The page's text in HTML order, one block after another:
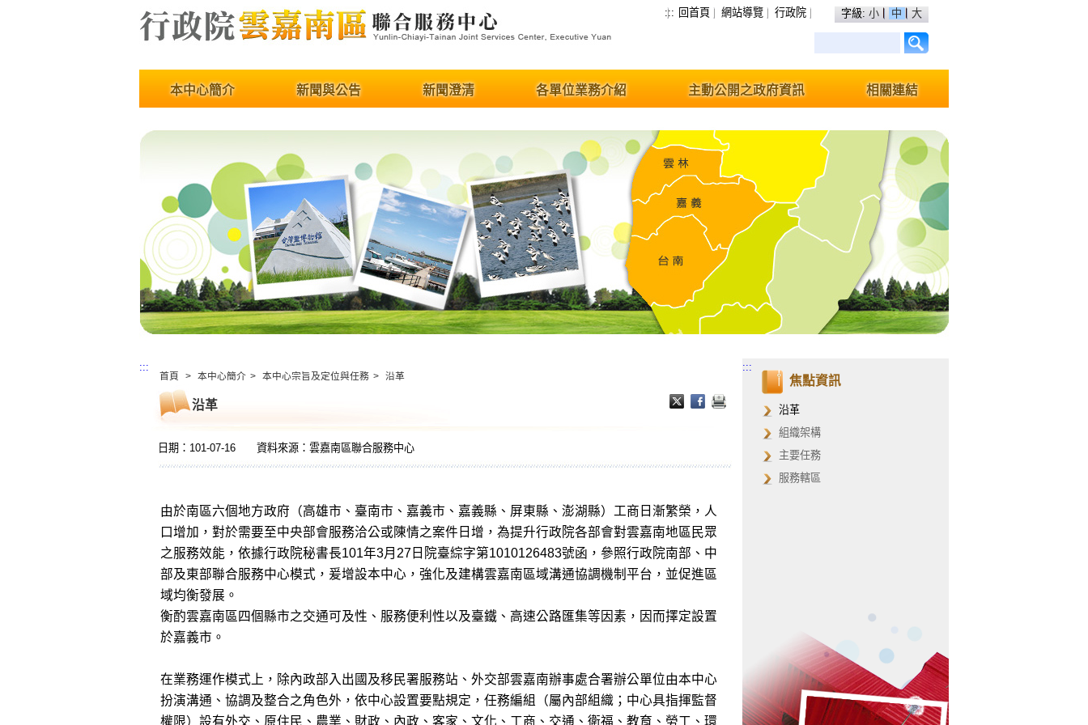
開啟主選單 ::: 回首頁 網站導覽 行政院 字級: 小 中 大
本中心簡介 新聞與公告 新聞澄清 各單位業務介紹 主動公開之政府資訊 相關連結
:::
首頁 > 本中心簡介 > 本中心宗旨及定位與任務 > 沿革
沿革
日期：101-07-16 資料來源：雲嘉南區聯合服務中心
由於南區六個地方政府（高雄市、臺南市、嘉義市、嘉義縣、屏東縣、澎湖縣）工商日漸繁榮，人
口增加，對於需要至中央部會服務洽公或陳情之案件日增，為提升行政院各部會對雲嘉南地區民眾
之服務效能，依據行政院秘書長101年3月27日院臺綜字第1010126483號函，參照行政院南部、中
部及東部聯合服務中心模式，爰增設本中心，強化及建構雲嘉南區域溝通協調機制平台，並促進區
域均衡發展。
衡酌雲嘉南區四個縣市之交通可及性、服務便利性以及臺鐵、高速公路匯集等因素，因而擇定設置
於嘉義市。
在業務運作模式上，除內政部入出國及移民署服務站、外交部雲嘉南辦事處合署辦公單位由本中心
扮演溝通、協調及整合之角色外，依中心設置要點規定，任務編組（屬內部組織；中心具指揮監督
權限）設有外交、原住民、農業、財政、內政、客家、文化、工商、交通、衛福、教育、勞工、環
:::
焦點資訊
沿革
組織架構
主要任務
服務轄區